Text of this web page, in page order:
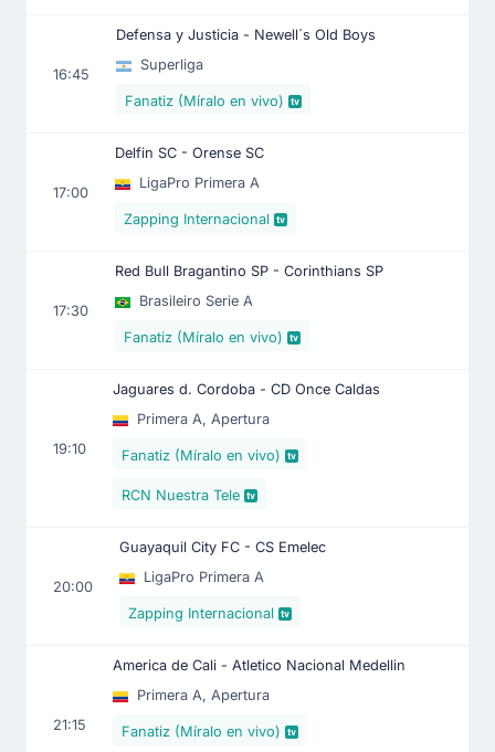
16:45
Defensa y Justicia - Newell´s Old Boys
Superliga
Fanatiz (Míralo en vivo)
17:00
Delfin SC - Orense SC
LigaPro Primera A
Zapping Internacional
17:30
Red Bull Bragantino SP - Corinthians SP
Brasileiro Serie A
Fanatiz (Míralo en vivo)
19:10
Jaguares d. Cordoba - CD Once Caldas
Primera A, Apertura
Fanatiz (Míralo en vivo)
RCN Nuestra Tele
20:00
Guayaquil City FC - CS Emelec
LigaPro Primera A
Zapping Internacional
21:15
America de Cali - Atletico Nacional Medellin
Primera A, Apertura
Fanatiz (Míralo en vivo)